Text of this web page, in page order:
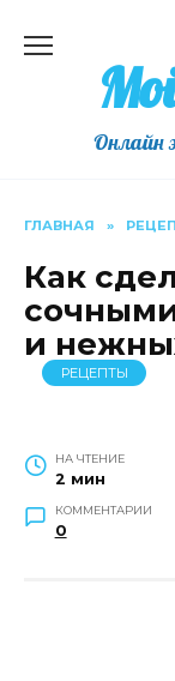
содержанию
Онлайн
ГЛАВНАЯ »
Как
и
РЕЦЕПТЫ
НА ЧТЕНИЕ
2 мин
КОММЕНТАРИИ
0